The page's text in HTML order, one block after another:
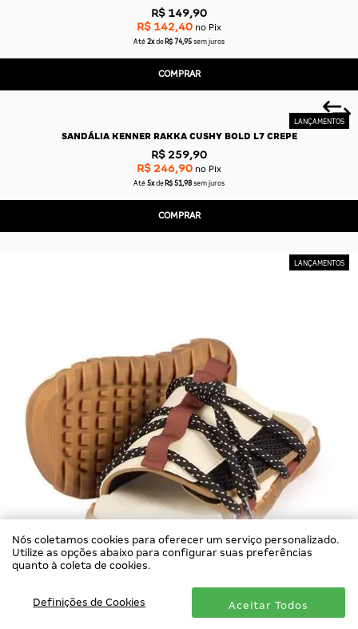
R$ 149,90
R$ 142,40 no Pix
Até 2x de R$ 74,95 sem juros
COMPRAR
SANDÁLIA KENNER RAKKA CUSHY BOLD L7 CREPE
R$ 259,90
R$ 246,90 no Pix
Até 5x de R$ 51,98 sem juros
COMPRAR
Nós coletamos cookies para oferecer um serviço personalizado.
Utilize as opções abaixo para configurar suas preferências
quanto à coleta de cookies.
Definições de Cookies Aceitar Todos